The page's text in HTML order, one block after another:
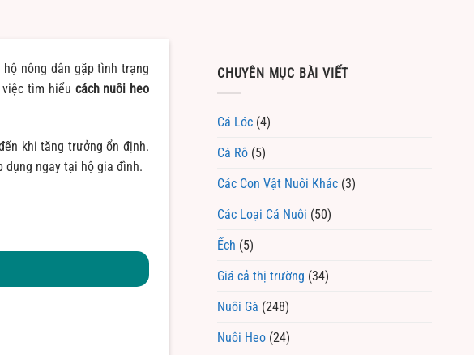
hộ nông dân gặp tình trạng
việc tìm hiểu cách nuôi heo
khi tăng trưởng ổn định.
dụng ngay tại hộ gia đình.
CHUYÊN MỤC BÀI VIẾT
Cá Lóc (4)
Cá Rô (5)
Các Con Vật Nuôi Khác (3)
Các Loại Cá Nuôi (50)
Ếch (5)
Giá cả thị trường (34)
Nuôi Gà (248)
Nuôi Heo (24)